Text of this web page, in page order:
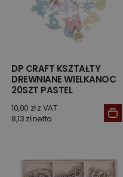
DP CRAFT KSZTAŁTY
DREWNIANE WIELKANOC
20SZT PASTEL
10,00 zł z VAT
8,13 zł netto